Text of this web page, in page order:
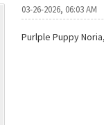
03-26-2026, 06:03 AM
Purlple Puppy